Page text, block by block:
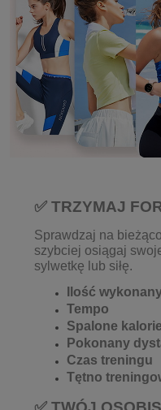
✅ TRZYMAJ
Sprawdzaj na
szybciej osiągaj
sylwetkę lub siłę.
Ilość
Tempo
Spalone kalorie
Pokonany
Czas treningu
Tętno